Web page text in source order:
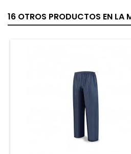
16 OTROS PRODUCTOS EN LA